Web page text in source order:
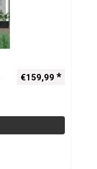
€159,99